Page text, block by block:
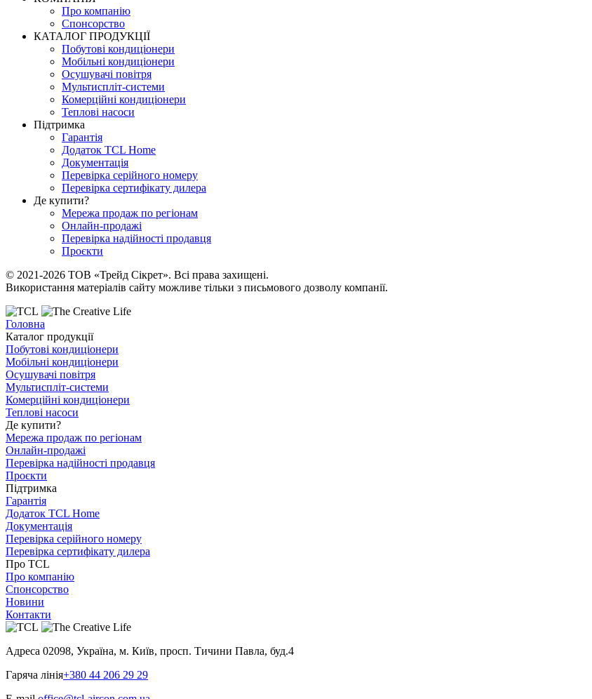
Про компанію
Спонсорство
КАТАЛОГ ПРОДУКЦІЇ
Побутові кондиціонери
Мобільні кондиціонери
Осушувачі повітря
Мультиспліт-системи
Комерційні кондиціонери
Теплові насоси
Підтримка
Гарантія
Додаток TCL Home
Документація
Перевірка серійного номеру
Перевірка сертифікату дилера
Де купити?
Мережа продаж по регіонам
Онлайн-продажі
Перевірка надійності продавця
Проєкти
© 2021-2026 ТОВ «Трейд Сікрет». Всі права захищені.
Використання матеріалів сайту можливе тільки з письмового дозволу компанії.
Головна
Каталог продукції
Побутові кондиціонери
Мобільні кондиціонери
Осушувачі повітря
Мультиспліт-системи
Комерційні кондиціонери
Теплові насоси
Де купити?
Мережа продаж по регіонам
Онлайн-продажі
Перевірка надійності продавця
Проєкти
Підтримка
Гарантія
Додаток TCL Home
Документація
Перевірка серійного номеру
Перевірка сертифікату дилера
Про TCL
Про компанію
Спонсорство
Новини
Контакти
Адреса 02098, Україна, м. Київ, просп. Тичини Павла, буд.4
Гаряча лінія+380 44 206 29 29